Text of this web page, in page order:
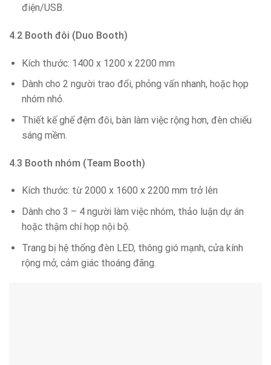
điện/USB.
4.2 Booth đôi (Duo Booth)
Kích thước: 1400 x 1200 x 2200 mm
Dành cho 2 người trao đổi, phỏng vấn nhanh, hoặc họp
nhóm nhỏ.
Thiết kế ghế đệm đôi, bàn làm việc rộng hơn, đèn chiếu
sáng mềm.
4.3 Booth nhóm (Team Booth)
Kích thước: từ 2000 x 1600 x 2200 mm trở lên
Dành cho 3 – 4 người làm việc nhóm, thảo luận dự án
hoặc thậm chí họp nội bộ.
Trang bị hệ thống đèn LED, thông gió mạnh, cửa kính
rộng mở, cảm giác thoáng đãng.